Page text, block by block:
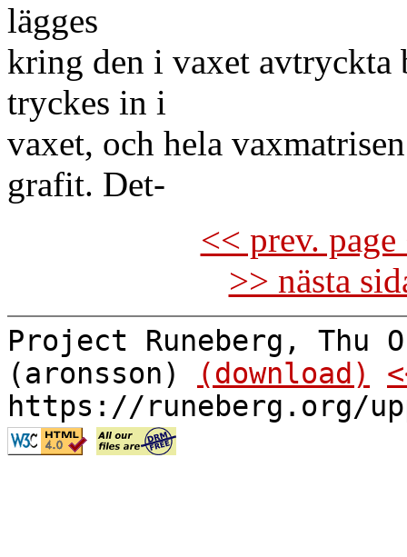
lägges
kring den i vaxet avtryckta
tryckes in i
vaxet, och hela
grafit. Det-
<< prev.
>> nästa
Project Runeberg, Thu
(aronsson)
(download)
https://runeberg.org/